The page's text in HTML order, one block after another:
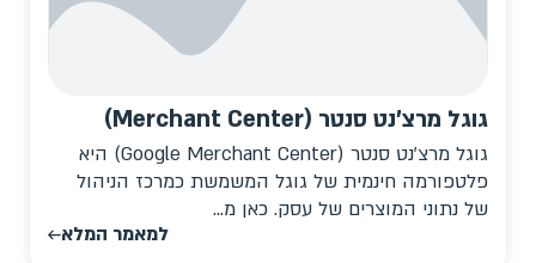
גוגל מרצ'נט סנטר (Merchant Center)
גוגל מרצ'נט סנטר (Google Merchant Center) היא
פלטפורמה חינמית של גוגל המשמשת כמרכז הניהול
של נתוני המוצרים של עסק. כאן מ...
למאמר המלא